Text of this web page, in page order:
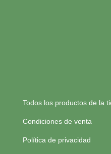
Todos los productos de la
Condiciones de venta
Política de privacidad